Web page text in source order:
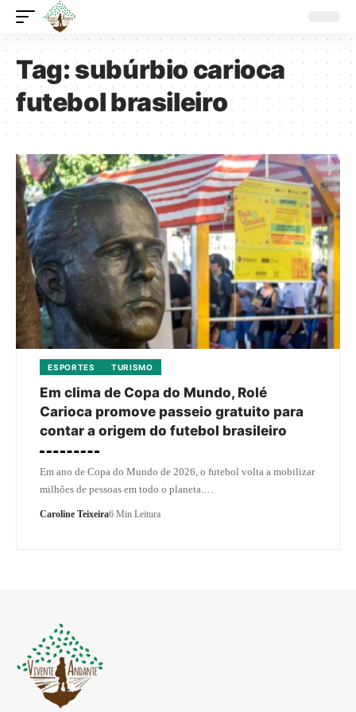
Tag:subúrbio carioca
futebol brasileiro
ESPORTES TURISMO
Em clima de Copa do Mundo, Rolé
Carioca promove passeio gratuito para
contar a origem do futebol brasileiro
Em ano de Copa do Mundo de 2026, o futebol volta a mobilizar
milhões de pessoas em todo o planeta.…
Caroline Teixeira6 Min Leitura